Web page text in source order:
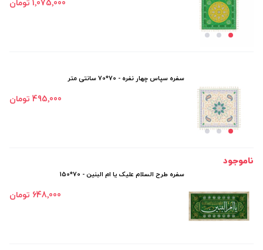
1٬075٬000 تومان
سفره سپاس چهار نفره - 70*70 سانتی متر
495٬000 تومان
ناموجود
سفره طرح السلام علیک یا ام البنین - 70*150
648٬000 تومان